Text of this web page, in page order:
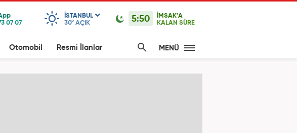
ISTANBUL
30° AÇIK 5:50
İMSAK'A
KALAN SÜRE
Otomobil Resmi İlanlar MENÜ